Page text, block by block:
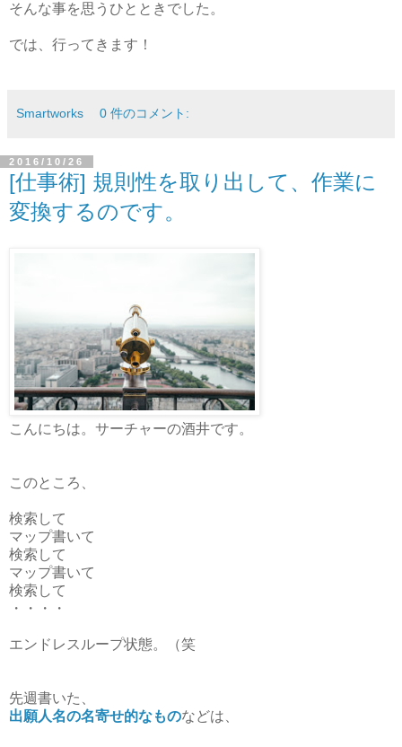
そんな事を思うひとときでした。
では、行ってきます！
Smartworks 0 件のコメント:
2016/10/26
[仕事術] 規則性を取り出して、作業に
変換するのです。
こんにちは。サーチャーの酒井です。
このところ、
検索して
マップ書いて
検索して
マップ書いて
検索して
・・・・
エンドレスループ状態。（笑
先週書いた、
出願人名の名寄せ的なものなどは、